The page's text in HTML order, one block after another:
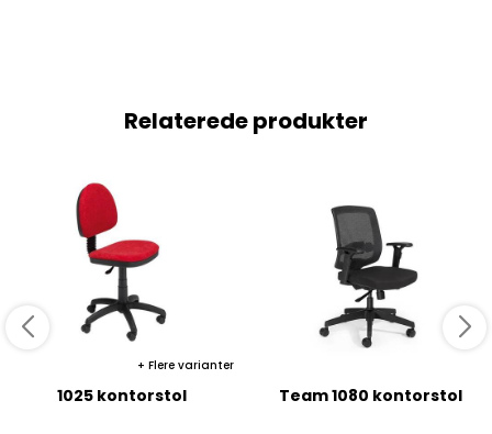
Relaterede produkter
Flere varianter
1025 kontorstol Team 1080 kontorstol